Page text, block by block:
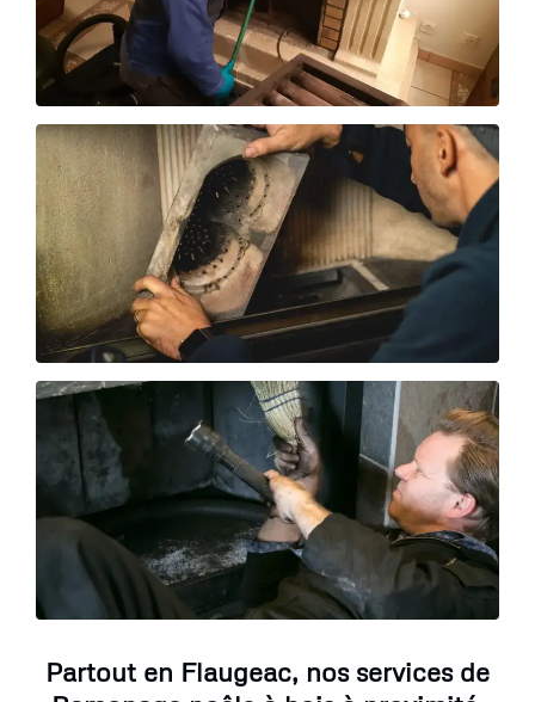
Partout en Flaugeac, nos services de